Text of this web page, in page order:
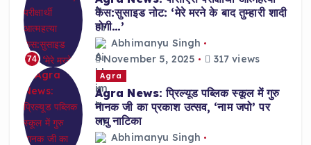
74
केस:सुसाइड नोट: ‘मेरे मरने के बाद तुम्हारी शादी
होगी…’
Abhimanyu Singh
November 5, 2025
317 views
Agra
Agra News: प्रिल्यूड पब्लिक स्कूल में गुरु
नानक जी का प्रकाश उत्सव, ‘नाम जपो’ पर
लघु नाटिका
Abhimanyu Singh